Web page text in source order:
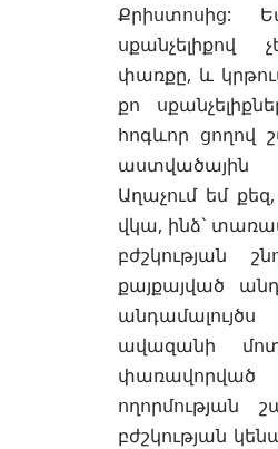
Քրիստոսից:
փառքը, և
քո
հոգևոր ցողով
Աղաչում եմ
վկա, ինձ`
բժշկության
քայքայված
ավազանի
ողորմության
բժշկության